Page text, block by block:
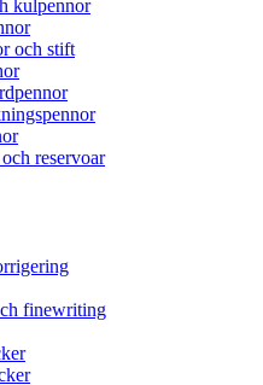
kulpennor
och stift
reservoar
finewriting